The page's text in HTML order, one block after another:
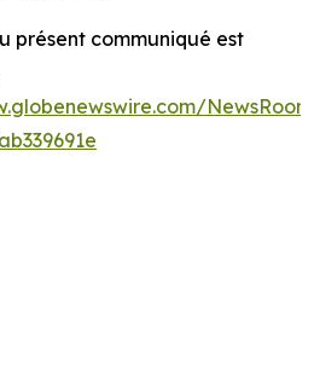
présent communiqué est